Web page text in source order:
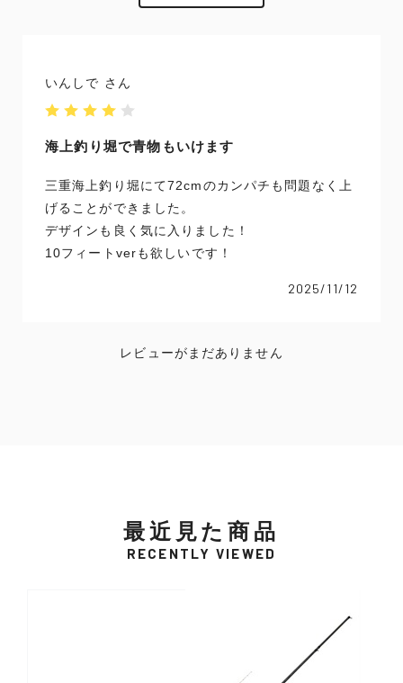
いんしで
海上釣り堀で青物もいけます
三重海上釣り堀にて72cmのカンパチも問題なく上
げることができました。
デザインも良く気に入りました！
10フィートverも欲しいです！
2025/11/12
レビューがまだありません
最近見た商品
RECENTLY VIEWED